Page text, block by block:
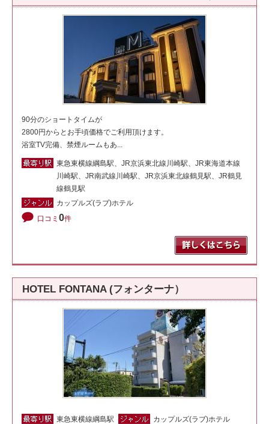
90分のショートタイムが
2800円からとお手頃価格でご利用頂けます。
浴室TV完備、禁煙ルームもあ...
東急東横線綱島駅、JR京浜東北線川崎駅、JR東海道本線
川崎駅、JR南武線川崎駅、JR京浜東北線鶴見駅、JR鶴見
線鶴見駅
カップルズ(ラブ)ホテル
口コミ 0件
HOTEL FONTANA (フォンターナ）
東急東横線綱島駅
カップルズ(ラブ)ホテル